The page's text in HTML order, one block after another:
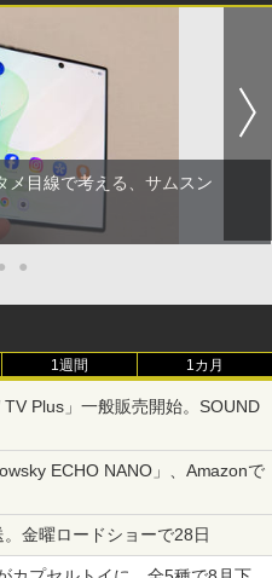
メ目線で考える、サムスン
●
1週間 1カ月
Plus」一般販売開始。SOUND
ECHO NANO」、Amazonで
金曜ロードショーで28日